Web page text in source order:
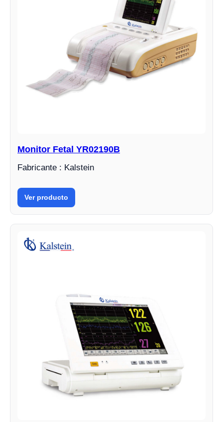
Monitor Fetal YR02190B
Fabricante : Kalstein
Ver producto